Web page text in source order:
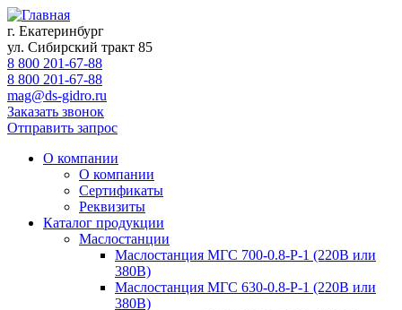
г. Екатеринбург
ул. Сибирский тракт 85
8 800 201-67-88
8 800 201-67-88
mag@ds-gidro.ru
Заказать звонок
Отправить запрос
О компании
О компании
Сертификаты
Реквизиты
Каталог продукции
Маслостанции
Маслостанция МГС 700-0.8-Р-1 (220В или
380В)
Маслостанция МГС 630-0.8-Р-1 (220В или
380В)